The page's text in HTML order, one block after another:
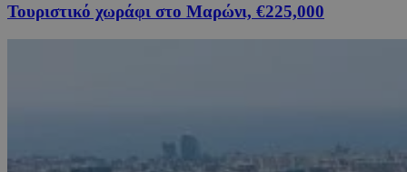
Τουριστικό χωράφι στο Μαρώνι, €225,000